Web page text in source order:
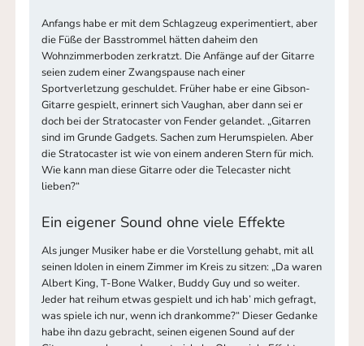
Anfangs habe er mit dem Schlagzeug experimentiert, aber
die Füße der Basstrommel hätten daheim den
Wohnzimmerboden zerkratzt. Die Anfänge auf der Gitarre
seien zudem einer Zwangspause nach einer
Sportverletzung geschuldet. Früher habe er eine Gibson-
Gitarre gespielt, erinnert sich Vaughan, aber dann sei er
doch bei der Stratocaster von Fender gelandet. „Gitarren
sind im Grunde Gadgets. Sachen zum Herumspielen. Aber
die Stratocaster ist wie von einem anderen Stern für mich.
Wie kann man diese Gitarre oder die Telecaster nicht
lieben?“
Ein eigener Sound ohne viele Effekte
Als junger Musiker habe er die Vorstellung gehabt, mit all
seinen Idolen in einem Zimmer im Kreis zu sitzen: „Da waren
Albert King, T-Bone Walker, Buddy Guy und so weiter.
Jeder hat reihum etwas gespielt und ich hab’ mich gefragt,
was spiele ich nur, wenn ich drankomme?“ Dieser Gedanke
habe ihn dazu gebracht, seinen eigenen Sound auf der